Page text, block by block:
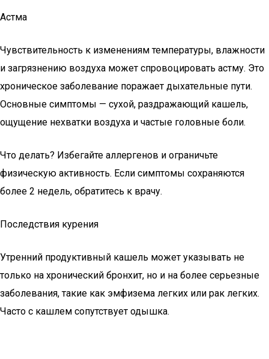
Астма
Чувствительность к изменениям температуры, влажности
и загрязнению воздуха может спровоцировать астму. Это
хроническое заболевание поражает дыхательные пути.
Основные симптомы — сухой, раздражающий кашель,
ощущение нехватки воздуха и частые головные боли.
Что делать? Избегайте аллергенов и ограничьте
физическую активность. Если симптомы сохраняются
более 2 недель, обратитесь к врачу.
Последствия курения
Утренний продуктивный кашель может указывать не
только на хронический бронхит, но и на более серьезные
заболевания, такие как эмфизема легких или рак легких.
Часто с кашлем сопутствует одышка.